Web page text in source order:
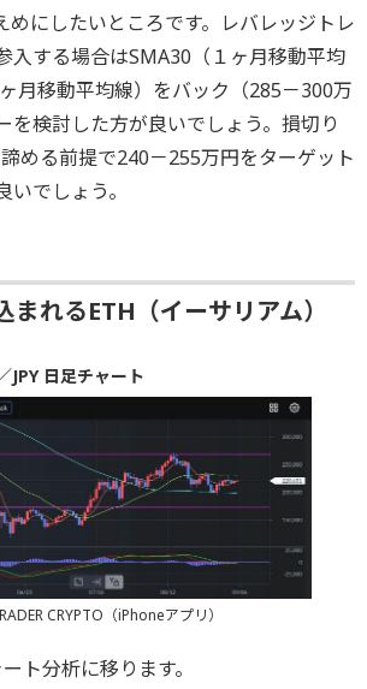
めにしたいところです。レバレッジトレ
入する場合はSMA30（１ヶ月移動平均
月移動平均線）をバック（285－300万
を検討した方が良いでしょう。損切り
める前提で240－255万円をターゲット
でしょう。
まれるETH（イーサリアム）
JPY 日足チャート
CRYPTO（iPhoneアプリ）
ト分析に移ります。